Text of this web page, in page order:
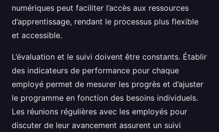
numériques peut faciliter l’accès aux ressources
d’apprentissage, rendant le processus plus flexible
et accessible.
L’évaluation et le suivi doivent être constants. Établir
des indicateurs de performance pour chaque
employé permet de mesurer les progrès et d’ajuster
le programme en fonction des besoins individuels.
Les réunions régulières avec les employés pour
discuter de leur avancement assurent un suivi